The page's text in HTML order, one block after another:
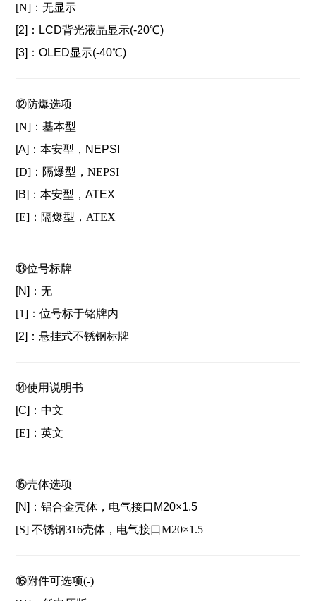
[N]：无显示
[2]： LCD背光液晶显示(-20℃)
[3]：OLED显示(-40℃)
⑫防爆选项
[N]：基本型
[A]：本安型，NEPSI
[D]：隔爆型，NEPSI
[B]：本安型，ATEX
[E]：隔爆型，ATEX
⑬位号标牌
[N]：无
[1]：位号标于铭牌内
[2]：悬挂式不锈钢标牌
⑭使用说明书
[C]：中文
[E]：英文
⑮壳体选项
[N]：铝合金壳体，电气接口M20×1.5
[S] 不锈钢316壳体，电气接口M20×1.5
⑯附件可选项(-)